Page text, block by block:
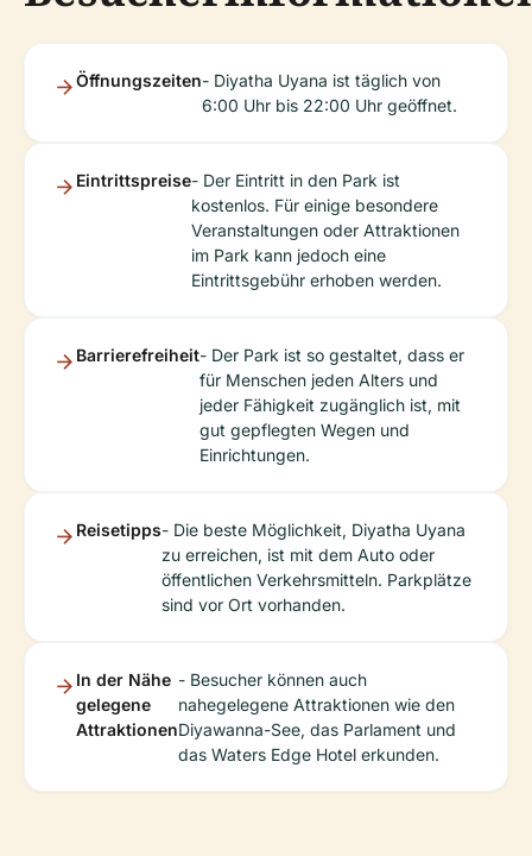
Öffnungszeiten- Diyatha Uyana ist täglich von
6:00 Uhr bis 22:00 Uhr geöffnet.
Eintrittspreise- Der Eintritt in den Park ist
kostenlos. Für einige besondere
Veranstaltungen oder Attraktionen
im Park kann jedoch eine
Eintrittsgebühr erhoben werden.
Barrierefreiheit- Der Park ist so gestaltet, dass er
für Menschen jeden Alters und
jeder Fähigkeit zugänglich ist, mit
gut gepflegten Wegen und
Einrichtungen.
Reisetipps- Die beste Möglichkeit, Diyatha Uyana
zu erreichen, ist mit dem Auto oder
öffentlichen Verkehrsmitteln. Parkplätze
sind vor Ort vorhanden.
In der Nähe
gelegene
Attraktionen
- Besucher können auch
nahegelegene Attraktionen wie den
Diyawanna-See, das Parlament und
das Waters Edge Hotel erkunden.